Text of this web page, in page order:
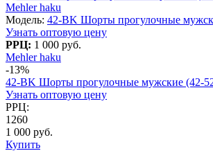
Mehler haku
Модель: 42-BK Шорты прогулочные
Узнать оптовую цену
РРЦ: 1 000 руб.
Mehler haku
-13%
42-BK Шорты прогулочные мужские (42-
Узнать оптовую цену
РРЦ:
1260
1 000 руб.
Купить